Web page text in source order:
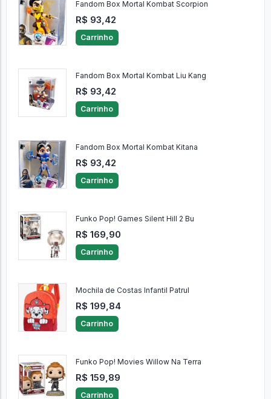
Fandom Box Mortal Kombat Scorpion
R$ 93,42
Carrinho
Fandom Box Mortal Kombat Liu Kang
R$ 93,42
Carrinho
Fandom Box Mortal Kombat Kitana
R$ 93,42
Carrinho
Funko Pop! Games Silent Hill 2 Bu
R$ 169,90
Carrinho
Mochila de Costas Infantil Patrul
R$ 199,84
Carrinho
Funko Pop! Movies Willow Na Terra
R$ 159,89
Carrinho